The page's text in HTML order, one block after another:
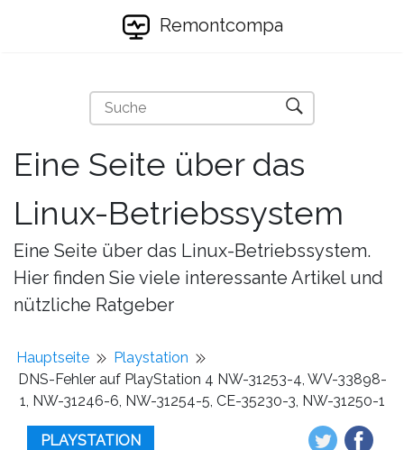
Remontcompa
Eine Seite über das
Linux-Betriebssystem
Eine Seite über das Linux-Betriebssystem.
Hier finden Sie viele interessante Artikel und
nützliche Ratgeber
Hauptseite
Playstation
DNS-Fehler auf PlayStation 4 NW-31253-4, WV-33898-
1, NW-31246-6, NW-31254-5, CE-35230-3, NW-31250-1
PLAYSTATION